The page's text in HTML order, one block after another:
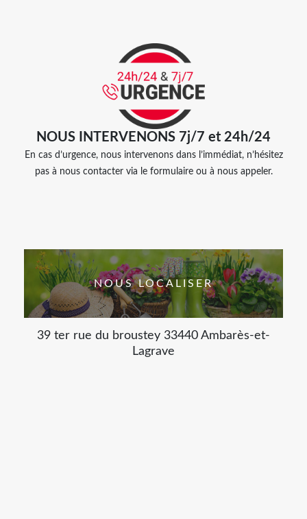
NOUS INTERVENONS 7j/7 et 24h/24
En cas d’urgence, nous intervenons dans l’immédiat, n’hésitez
pas à nous contacter via le formulaire ou à nous appeler.
NOUS LOCALISER
39 ter rue du broustey 33440 Ambarès-et-
Lagrave